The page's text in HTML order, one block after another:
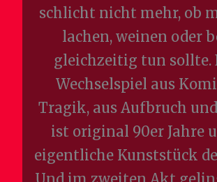
schlicht nicht mehr, ob
lachen, weinen oder
gleichzeitig tun sollte.
Wechselspiel aus
Tragik, aus Aufbruch
ist original 90er Jahre
eigentliche Kunststück